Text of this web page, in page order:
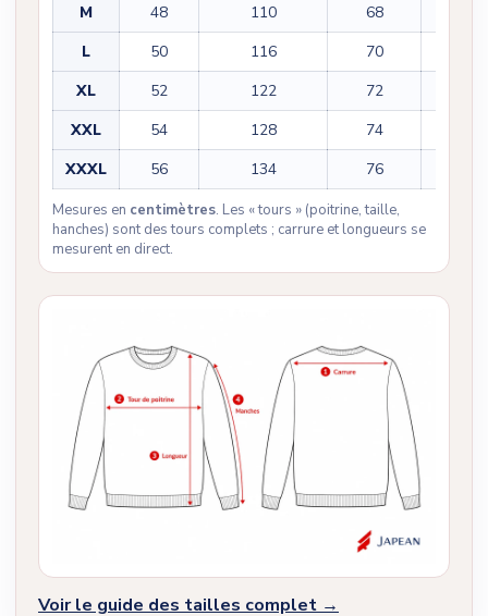
M
48 110 68
L
50 116 70
XL
52 122 72
XXL
54 128 74
XXXL
56 134 76
Mesures en centimètres. Les « tours » (poitrine, taille,
hanches) sont des tours complets ; carrure et longueurs se
mesurent en direct.
Voir le guide des tailles complet →